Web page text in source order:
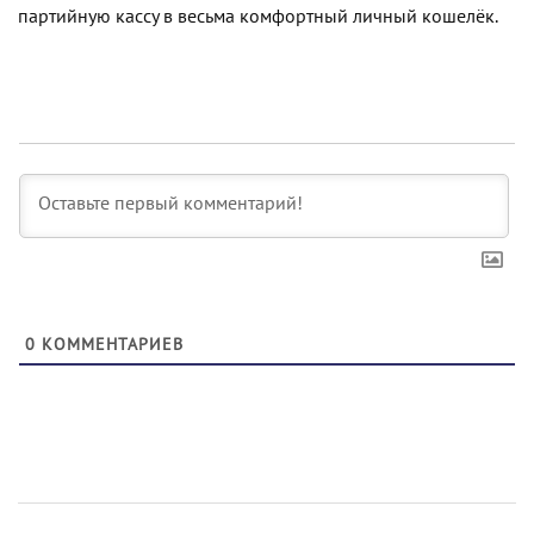
партийную кассу в весьма комфортный личный кошелёк.
0 КОММЕНТАРИЕВ